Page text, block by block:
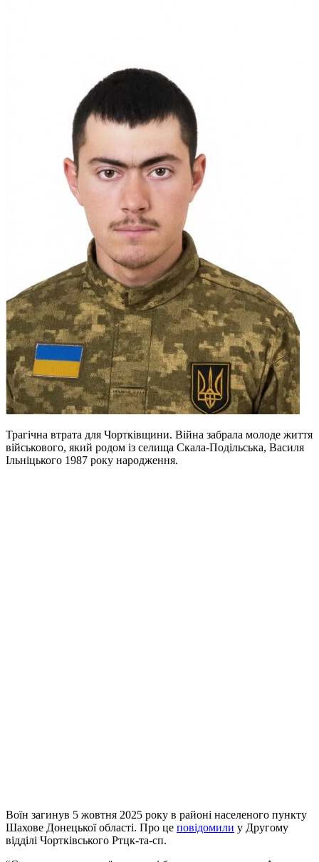
Трагічна втрата для Чортківщини. Війна забрала молоде життя
військового, який родом із селища Скала-Подільська, Василя
Ільніцького 1987 року народження.
Воїн загинув 5 жовтня 2025 року в районі населеного пункту
Шахове Донецької області. Про це повідомили у Другому
відділі Чортківського Ртцк-та-сп.